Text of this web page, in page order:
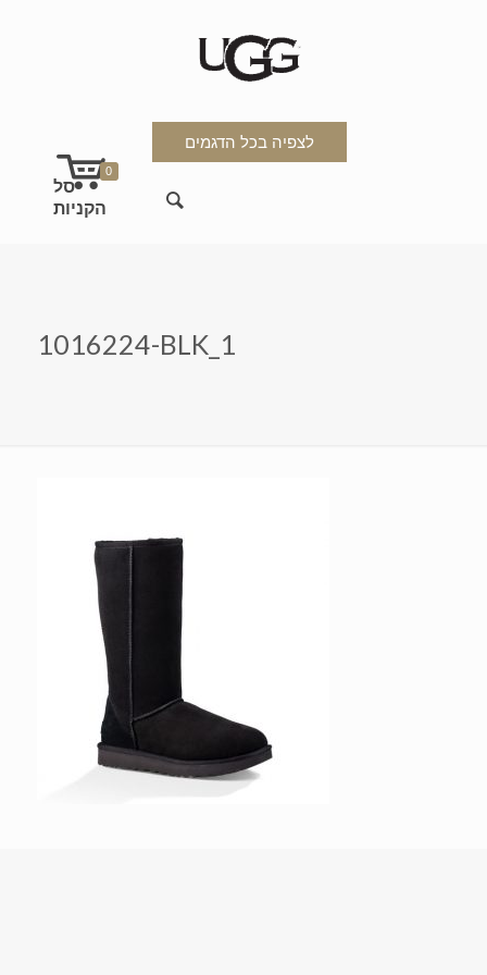
לצפיה בכל הדגמים
0
1016224-BLK_1